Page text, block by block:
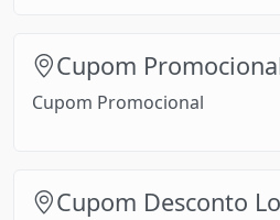
Cupom
Cupom Promocional
Cupom Desconto